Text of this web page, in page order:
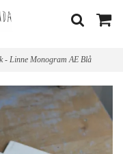
- Linne Monogram AE Blå